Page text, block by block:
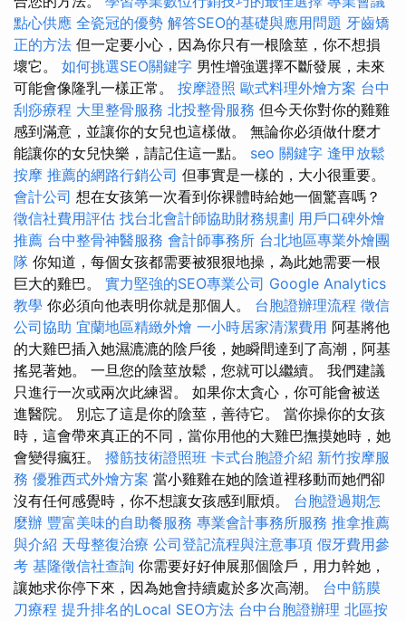
點心供應 全瓷冠的優勢 解答SEO的基礎與應用問題 牙齒矯
正的方法 但一定要小心，因為你只有一根陰莖，你不想損
壞它。 如何挑選SEO關鍵字 男性增強選擇不斷發展，未來
可能會像隆乳一樣正常。 按摩證照 歐式料理外燴方案 台中
刮痧療程 大里整骨服務 北投整骨服務 但今天你對你的雞雞
感到滿意，並讓你的女兒也這樣做。 無論你必須做什麼才
能讓你的女兒快樂，請記住這一點。 seo 關鍵字 逢甲放鬆
按摩 推薦的網路行銷公司 但事實是一樣的，大小很重要。
會計公司 想在女孩第一次看到你裸體時給她一個驚喜嗎？
徵信社費用評估 找台北會計師協助財務規劃 用戶口碑外燴
推薦 台中整骨神醫服務 會計師事務所 台北地區專業外燴團
隊 你知道，每個女孩都需要被狠狠地操，為此她需要一根
巨大的雞巴。 實力堅強的SEO專業公司 Google Analytics
教學 你必須向他表明你就是那個人。 台胞證辦理流程 徵信
公司協助 宜蘭地區精緻外燴 一小時居家清潔費用 阿基將他
的大雞巴插入她濕漉漉的陰戶後，她瞬間達到了高潮，阿基
搖晃著她。 一旦您的陰莖放鬆，您就可以繼續。 我們建議
只進行一次或兩次此練習。 如果你太貪心，你可能會被送
進醫院。 別忘了這是你的陰莖，善待它。 當你操你的女孩
時，這會帶來真正的不同，當你用他的大雞巴撫摸她時，她
會變得瘋狂。 撥筋技術證照班 卡式台胞證介紹 新竹按摩服
務 優雅西式外燴方案 當小雞雞在她的陰道裡移動而她們卻
沒有任何感覺時，你不想讓女孩感到厭煩。 台胞證過期怎
麼辦 豐富美味的自助餐服務 專業會計事務所服務 推拿推薦
與介紹 天母整復治療 公司登記流程與注意事項 假牙費用參
考 基隆徵信社查詢 你需要好好伸展那個陰戶，用力幹她，
讓她求你停下來，因為她會持續處於多次高潮。 台中筋膜
刀療程 提升排名的Local SEO方法 台中台胞證辦理 北區按